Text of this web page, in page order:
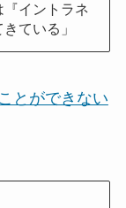
『イントラネ
ている」
とができない